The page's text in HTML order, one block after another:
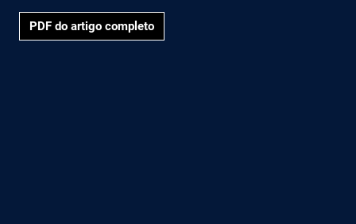
PDF do artigo completo